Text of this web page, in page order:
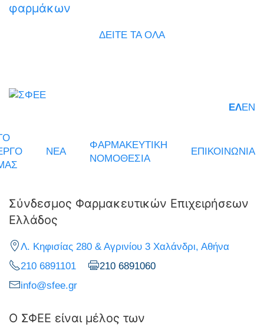
φαρμάκων
ΔΕΙΤΕ ΤΑ ΟΛΑ
ΕΛEN
ΝΕΑ
ΦΑΡΜΑΚΕΥΤΙΚΗ
ΝΟΜΟΘΕΣΙΑ
ΕΠΙΚΟΙΝΩΝΙΑ
Σύνδεσμος Φαρμακευτικών Επιχειρήσεων
Ελλάδος
Λ. Κηφισίας 280 & Αγρινίου 3 Χαλάνδρι, Αθήνα
210 6891101
210 6891060
info@sfee.gr
Ο ΣΦΕΕ είναι μέλος των